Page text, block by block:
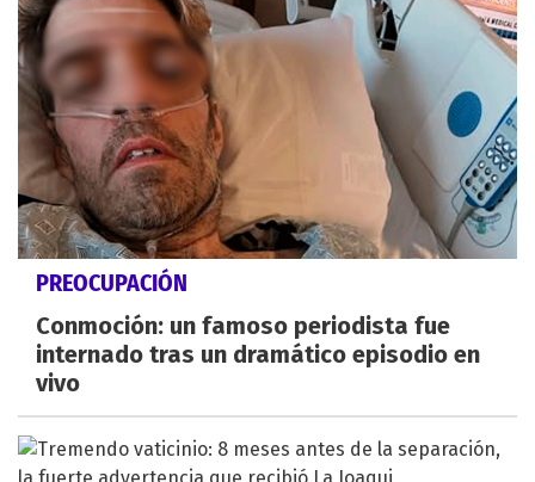
PREOCUPACIÓN
Conmoción: un famoso periodista fue
internado tras un dramático episodio en
vivo